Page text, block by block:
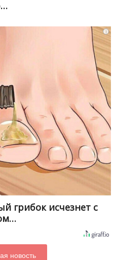
i
грибок исчезнет с
новость